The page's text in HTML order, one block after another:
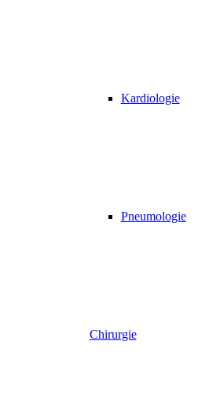
Kardiologie
Pneumologie
Chirurgie